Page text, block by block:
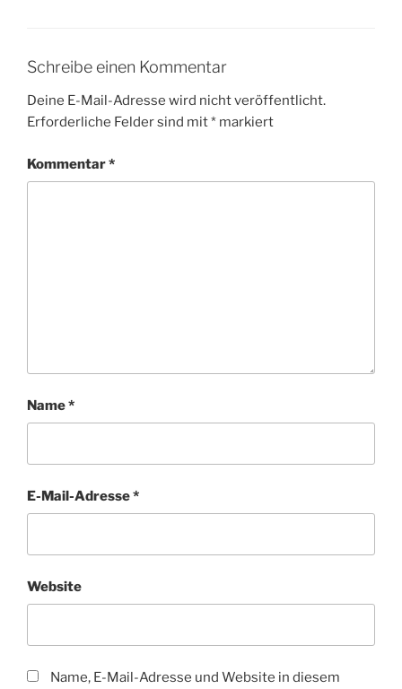
Schreibe einen Kommentar
Deine E-Mail-Adresse wird nicht veröffentlicht.
Erforderliche Felder sind mit* markiert
Kommentar*
Name*
E-Mail-Adresse*
Website
Name, E-Mail-Adresse und Website in diesem